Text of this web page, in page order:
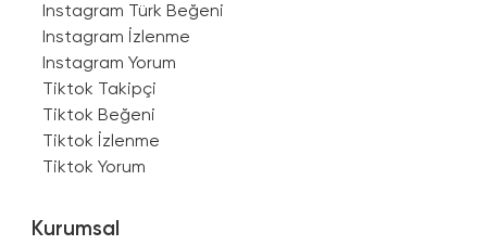
Instagram Türk Beğeni
Instagram İzlenme
Instagram Yorum
Tiktok Takipçi
Tiktok Beğeni
Tiktok İzlenme
Tiktok Yorum
Kurumsal